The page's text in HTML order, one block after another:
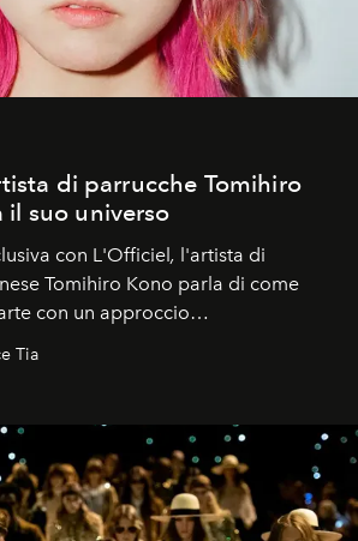
di parrucche Tomihiro
il suo universo
con L'Officiel, l'artista di
Tomihiro Kono parla di come
con un approccio
Tia